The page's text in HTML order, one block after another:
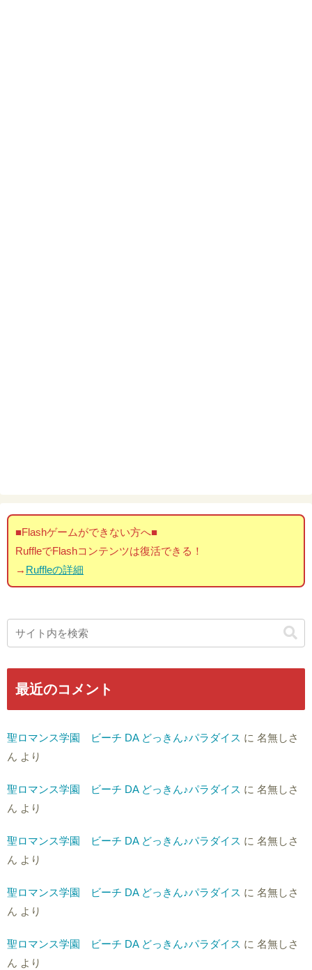
■Flashゲームができない方へ■
RuffleでFlashコンテンツは復活できる！
→ Ruffleの詳細
最近のコメント
聖ロマンス学園 ビーチ DA どっきん♪パラダイス に 名無しさ
ん より
聖ロマンス学園 ビーチ DA どっきん♪パラダイス に 名無しさ
ん より
聖ロマンス学園 ビーチ DA どっきん♪パラダイス に 名無しさ
ん より
聖ロマンス学園 ビーチ DA どっきん♪パラダイス に 名無しさ
ん より
聖ロマンス学園 ビーチ DA どっきん♪パラダイス に 名無しさ
ん より